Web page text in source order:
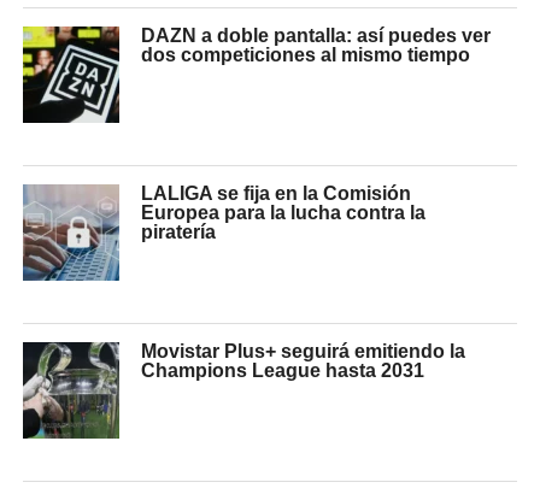
DAZN a doble pantalla: así puedes ver
dos competiciones al mismo tiempo
LALIGA se fija en la Comisión
Europea para la lucha contra la
piratería
Movistar Plus+ seguirá emitiendo la
Champions League hasta 2031